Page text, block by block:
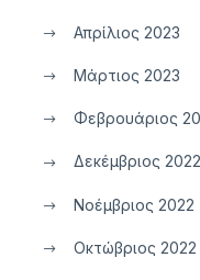
Απρίλιος 2023
Μάρτιος 2023
Φεβρουάριος
Δεκέμβριος 2022
Νοέμβριος 2022
Οκτώβριος 2022